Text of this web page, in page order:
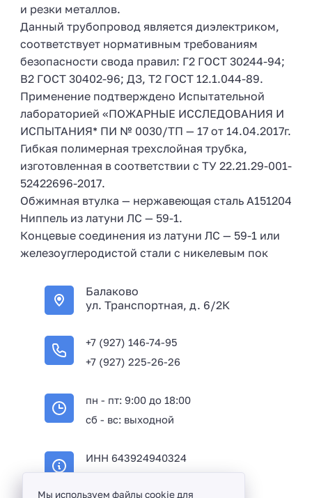
и резки металлов.
Данный трубопровод является диэлектриком,
соответствует нормативным требованиям
безопасности свода правил: Г2 ГОСТ 30244-94;
В2 ГОСТ 30402-96; ДЗ, Т2 ГОСТ 12.1.044-89.
Применение подтверждено Испытательной
лабораторией «ПОЖАРНЫЕ ИССЛЕДОВАНИЯ И
ИСПЫТАНИЯ* ПИ № 0030/ТП — 17 от 14.04.2017г.
Гибкая полимерная трехслойная трубка,
изготовленная в соответствии с ТУ 22.21.29-001-
52422696-2017.
Обжимная втулка — нержавеющая сталь А151204
Ниппель из латуни ЛС — 59-1.
Концевые соединения из латуни ЛС — 59-1 или
железоуглеродистой стали с никелевым пок
Балаково
ул. Транспортная, д. 6/2К
+7 (927) 146-74-95
+7 (927) 225-26-26
пн - пт: 9:00 до 18:00
сб - вс: выходной
ИНН 643924940324
Мы используем файлы cookie для